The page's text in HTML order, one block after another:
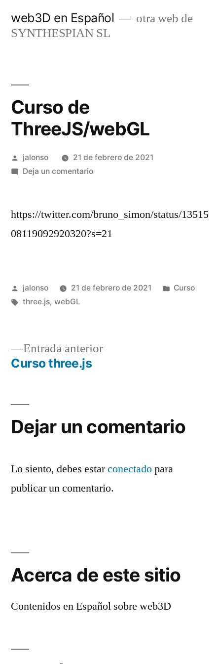
web3D en Español
otra web de
SYNTHESPIAN SL
Curso de
ThreeJS/webGL
Publicado
por
jalonso
21 de febrero de 2021
Deja un comentarioen
ThreeJS/webGL
https://twitter.com/bruno_simon/status/13515
08119092920320?s=21
Publicado
por
jalonso 21 de febrero de 2021
Publicado
Curso
Etiquetas:
three.js, webGL
Navegación
entradas
Entrada anteriorEntrada
Curso three.js
Dejar un comentario
Lo siento, debes estarconectadopara
publicar un comentario.
Acerca de este sitio
Contenidos en Español sobre web3D